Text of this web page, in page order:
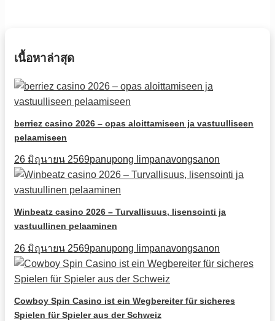
เนื้อหาล่าสุด
berriez casino 2026 – opas aloittamiseen ja vastuulliseen
pelaamiseen
26 มิถุนายน 2569panupong limpanavongsanon
Winbeatz casino 2026 – Turvallisuus, lisensointi ja
vastuullinen pelaaminen
26 มิถุนายน 2569panupong limpanavongsanon
Cowboy Spin Casino ist ein Wegbereiter für sicheres
Spielen für Spieler aus der Schweiz